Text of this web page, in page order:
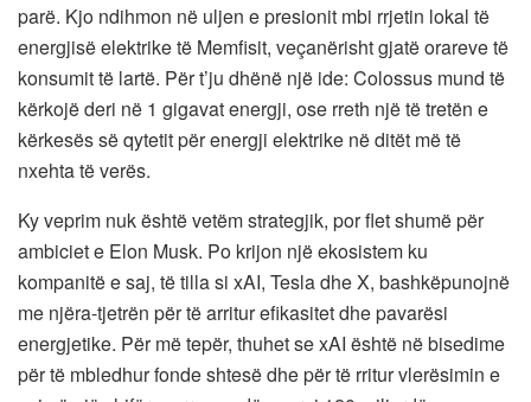
parë. Kjo ndihmon në uljen e presionit mbi rrjetin lokal të
energjisë elektrike të Memfisit, veçanërisht gjatë orareve të
konsumit të lartë. Për t’ju dhënë një ide: Colossus mund të
kërkojë deri në 1 gigavat energji, ose rreth një të tretën e
kërkesës së qytetit për energji elektrike në ditët më të
nxehta të verës.
Ky veprim nuk është vetëm strategjik, por flet shumë për
ambiciet e Elon Musk. Po krijon një ekosistem ku
kompanitë e saj, të tilla si xAI, Tesla dhe X, bashkëpunojnë
me njëra-tjetrën për të arritur efikasitet dhe pavarësi
energjetike. Për më tepër, thuhet se xAI është në bisedime
për të mbledhur fonde shtesë dhe për të rritur vlerësimin e